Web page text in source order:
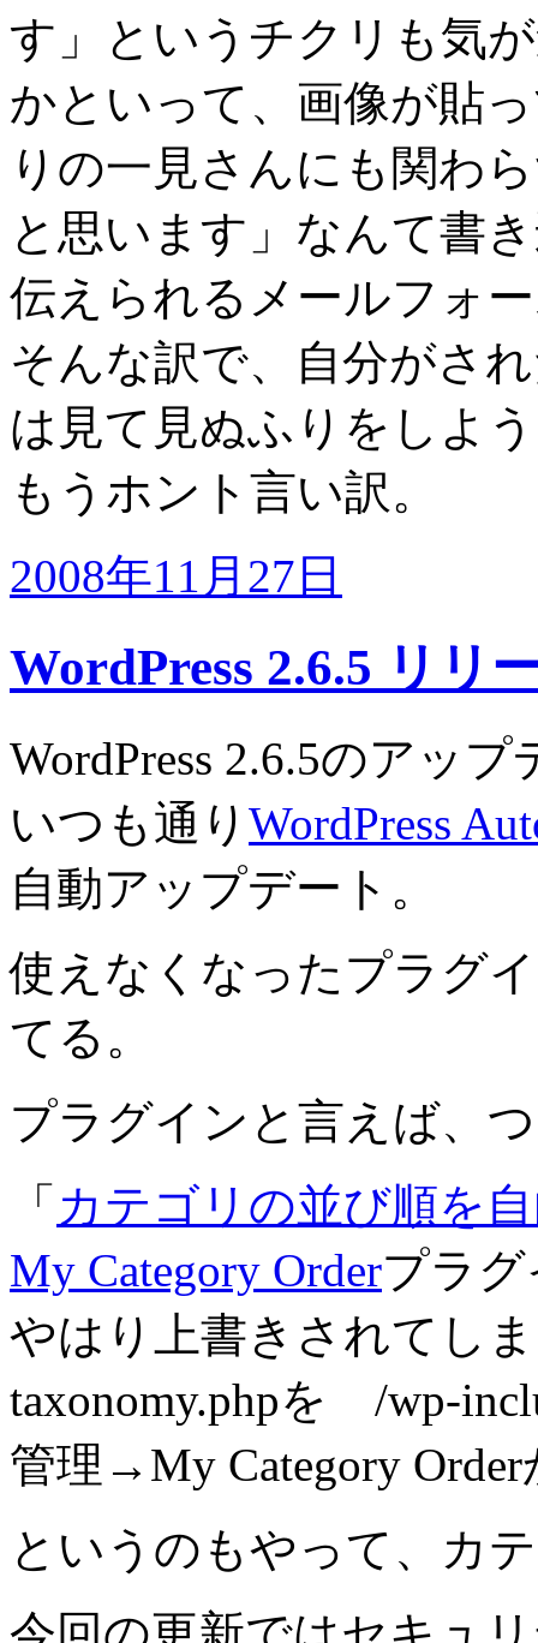
す」というチクリも気
かといって、画像が貼
りの一見さんにも関わ
と思います」なんて書
伝えられるメールフォ
そんな訳で、自分がさ
は見て見ぬふりをしよ
もうホント言い訳。
2008年11月27日
WordPress 2.6.5 リリ
WordPress 2.6.5のアッ
いつも通り WordPress
自動アップデート。
使えなくなったプラグ
てる。
プラグインと言えば、
「 カテゴリの並び順を
My Category Orderプラグ
やはり上書きされてし
taxonomy.phpを /wp-
管理→My Category
というのもやって、カ
今回の更新ではセキュ